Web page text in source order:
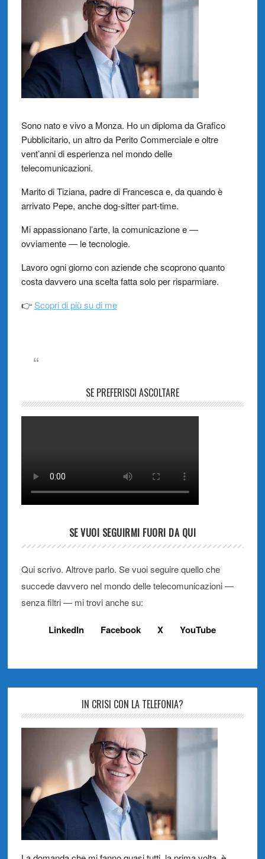
Sono nato e vivo a Monza. Ho un diploma da Grafico
Pubblicitario, un altro da Perito Commerciale e oltre
vent’anni di esperienza nel mondo delle
telecomunicazioni.
Marito di Tiziana, padre di Francesca e, da quando è
arrivato Pepe, anche dog-sitter part-time.
Mi appassionano l’arte, la comunicazione e —
ovviamente — le tecnologie.
Lavoro ogni giorno con aziende che scoprono quanto
costa davvero una scelta fatta solo per risparmiare.
👉Scopri di più su di me
SE PREFERISCI ASCOLTARE
SE VUOI SEGUIRMI FUORI DA QUI
Qui scrivo. Altrove parlo. Se vuoi seguire quello che
succede davvero nel mondo delle telecomunicazioni —
senza filtri — mi trovi anche su:
LinkedIn Facebook X YouTube
IN CRISI CON LA TELEFONIA?